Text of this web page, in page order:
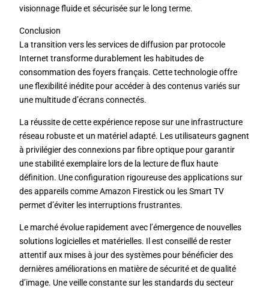
visionnage fluide et sécurisée sur le long terme.
Conclusion
La transition vers les services de diffusion par protocole
Internet transforme durablement les habitudes de
consommation des foyers français. Cette technologie offre
une flexibilité inédite pour accéder à des contenus variés sur
une multitude d’écrans connectés.
La réussite de cette expérience repose sur une infrastructure
réseau robuste et un matériel adapté. Les utilisateurs gagnent
à privilégier des connexions par fibre optique pour garantir
une stabilité exemplaire lors de la lecture de flux haute
définition. Une configuration rigoureuse des applications sur
des appareils comme Amazon Firestick ou les Smart TV
permet d’éviter les interruptions frustrantes.
Le marché évolue rapidement avec l’émergence de nouvelles
solutions logicielles et matérielles. Il est conseillé de rester
attentif aux mises à jour des systèmes pour bénéficier des
dernières améliorations en matière de sécurité et de qualité
d’image. Une veille constante sur les standards du secteur